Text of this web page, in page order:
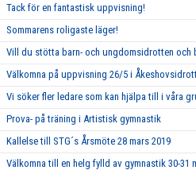
Tack för en fantastisk uppvisning!
Sommarens roligaste läger!
Vill du stötta barn- och ungdomsidrotten och
Välkomna på uppvisning 26/5 i
Vi söker fler ledare som kan hjälpa till i våra
Prova- på träning i Artistisk gymnastik
Kallelse till STG´s Årsmöte 28 mars 2019
Välkomna till en helg fylld av gymnastik 30-31